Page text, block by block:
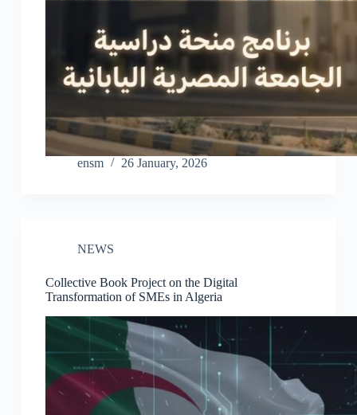
ensm 26 January, 2026
NEWS
Collective Book Project on the Digital
Transformation of SMEs in Algeria